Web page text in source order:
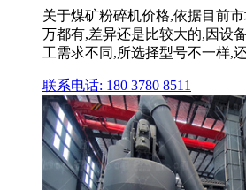
关于煤矿粉碎机价格,依据目前
万都有,差异还是比较大的,因设
工需求不同,所选择型号不一样,
联系电话: 180 3780 8511